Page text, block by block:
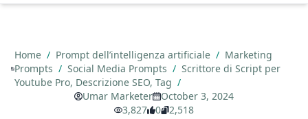
Home / Prompt dell’intelligenza artificiale / Marketing
Prompts / Social Media Prompts / Scrittore di Script per
Youtube Pro, Descrizione SEO, Tag /
Umar Marketer
October 3, 2024
3,827
0 2,518